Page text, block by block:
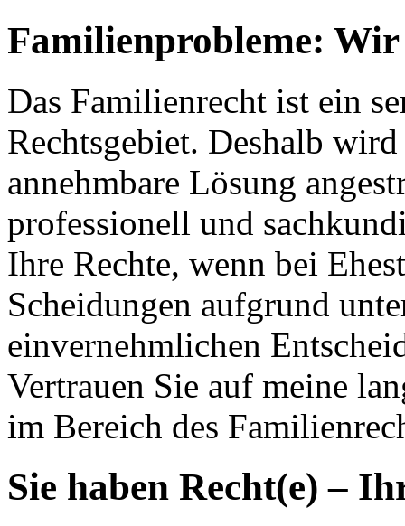
Familienprobleme: Wir
Das Familienrecht ist ein
Rechtsgebiet. Deshalb
annehmbare Lösung
professionell und
Ihre Rechte, wenn bei
Scheidungen aufgrund
einvernehmlichen
Vertrauen Sie auf meine
im Bereich des
Sie haben Recht(e) –